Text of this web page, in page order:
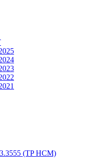
(TP HCM)